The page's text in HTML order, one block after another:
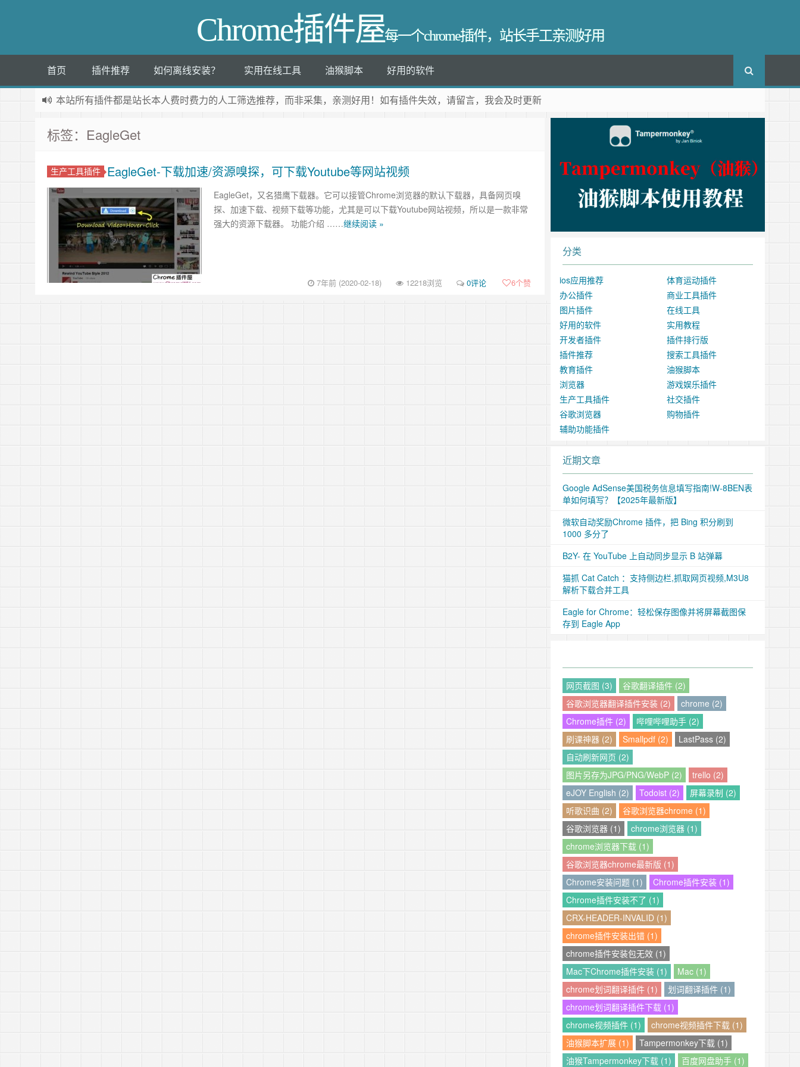
Chrome插件屋每一个chrome插件，站长手工亲测好用
首页 插件推荐 如何离线安装？ 实用在线工具 油猴脚本 好用的软件
本站所有插件都是站长本人费时费力的人工筛选推荐，而非采集，亲测好用！如有插件失效，请留言，我会及时更新
标签：EagleGet
生产工具插件 EagleGet-下载加速/资源嗅探，可下载Youtube等网站视频
EagleGet，又名猎鹰下载器。它可以接管Chrome浏览器的默认下载器，具备网页嗅
探、加速下载、视频下载等功能，尤其是可以下载Youtube网站视频，所以是一款非常
强大的资源下载器。 功能介绍 ……继续阅读 »
7年前 (2020-02-18) 12218浏览 0评论 6个赞
分类
ios应用推荐
体育运动插件
办公插件
商业工具插件
图片插件
在线工具
好用的软件
实用教程
开发者插件
插件排行版
插件推荐
搜索工具插件
教育插件
油猴脚本
浏览器
游戏娱乐插件
生产工具插件
社交插件
谷歌浏览器
购物插件
辅助功能插件
近期文章
Google AdSense美国税务信息填写指南!W-8BEN表
单如何填写？【2025年最新版】
微软自动奖励Chrome 插件，把 Bing 积分刷到
1000 多分了
B2Y- 在 YouTube 上自动同步显示 B 站弹幕
猫抓 Cat Catch ：支持侧边栏,抓取网页视频,M3U8
解析下载合并工具
Eagle for Chrome：轻松保存图像并将屏幕截图保
存到 Eagle App
网页截图 (3)
谷歌翻译插件 (2)
谷歌浏览器翻译插件安装 (2)
chrome (2)
Chrome插件 (2)
哔哩哔哩助手 (2)
刷课神器 (2)
Smallpdf (2)
LastPass (2)
自动刷新网页 (2)
图片另存为JPG/PNG/WebP (2)
trello (2)
eJOY English (2)
Todoist (2)
屏幕录制 (2)
听歌识曲 (2)
谷歌浏览器chrome (1)
谷歌浏览器 (1)
chrome浏览器 (1)
chrome浏览器下载 (1)
谷歌浏览器chrome最新版 (1)
Chrome安装问题 (1)
Chrome插件安装 (1)
Chrome插件安装不了 (1)
CRX-HEADER-INVALID (1)
chrome插件安装出错 (1)
chrome插件安装包无效 (1)
Mac下Chrome插件安装 (1)
Mac (1)
chrome划词翻译插件 (1)
划词翻译插件 (1)
chrome划词翻译插件下载 (1)
chrome视频插件 (1)
chrome视频插件下载 (1)
油猴脚本扩展 (1)
Tampermonkey下载 (1)
油猴Tampermonkey下载 (1)
百度网盘助手 (1)